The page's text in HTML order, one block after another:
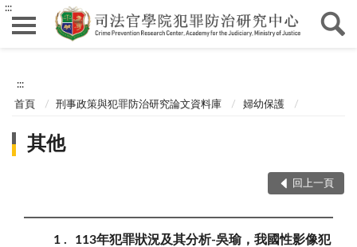
:::
:::
首頁 刑事政策與犯罪防治研究論文資料庫 婦幼保護
其他
回上一頁
1
113年犯罪狀況及其分析-吳瑜，我國性影像犯